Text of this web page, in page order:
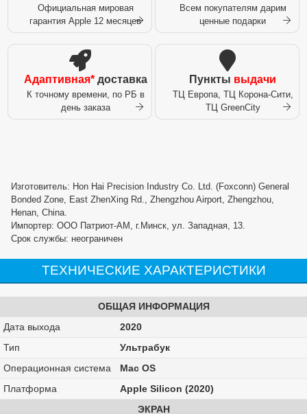
Официальная мировая
гарантия Apple 12 месяцев
Всем покупателям дарим
ценные подарки
Адаптивная*доставка
К точному времени, по РБ в
день заказа
Пункты выдачи
ТЦ Европа, ТЦ Корона-Сити,
ТЦ GreenCity
Изготовитель: Hon Hai Precision Industry Co. Ltd. (Foxconn) General
Bonded Zone, East ZhenXing Rd., Zhengzhou Airport, Zhengzhou,
Henan, China.
Импортер: ООО Патриот-АМ, г.Минск, ул. Западная, 13.
Срок службы: неограничен
ТЕХНИЧЕСКИЕ ХАРАКТЕРИСТИКИ
ОБЩАЯ ИНФОРМАЦИЯ
Дата выхода
2020
Тип
Ультрабук
Операционная система
Mac OS
Платформа
Apple Silicon (2020)
ЭКРАН